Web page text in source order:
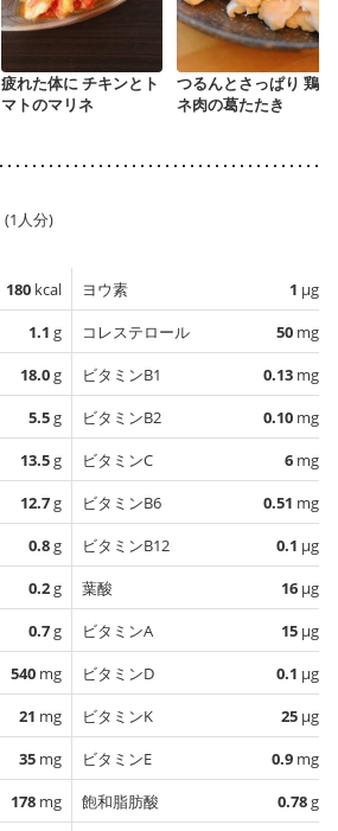
疲れた体に チキンとト
マトのマリネ
つるんとさっぱり 鶏ム
ネ肉の葛たたき
(1人分)
180 kcal
1.1 g
18.0g
5.5g
13.5g
12.7g
0.8g
0.2g
0.7g
540 mg
21 mg
35 mg
178 mg
ヨウ素 1 µg
コレステロール
50 mg
ビタミンB1
0.13 mg
ビタミンB2
0.10 mg
ビタミンC
6 mg
ビタミンB6
0.51 mg
ビタミンB12
0.1 µg
葉酸
16 µg
ビタミンA
15 µg
ビタミンD
0.1 µg
ビタミンK
25 µg
ビタミンE
0.9 mg
飽和脂肪酸
0.78g